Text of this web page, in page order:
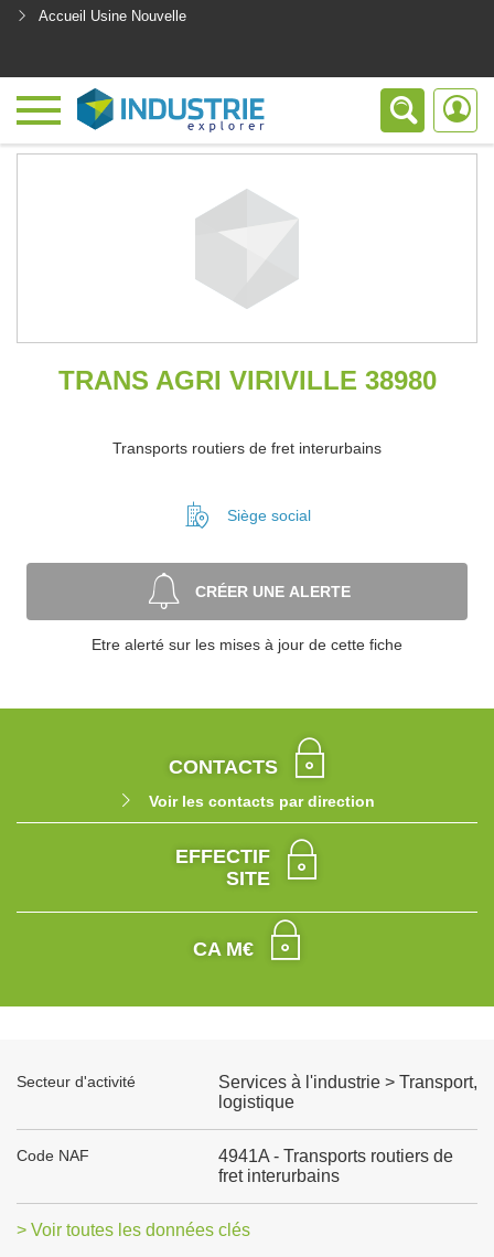
Accueil Usine Nouvelle
TRANS AGRI VIRIVILLE 38980
Transports routiers de fret interurbains
Siège social
CRÉER UNE ALERTE
Etre alerté sur les mises à jour de cette fiche
CONTACTS
Voir les contacts par direction
EFFECTIF
SITE
CA M€
Secteur d'activité
Services à l'industrie > Transport,
logistique
Code NAF
4941A - Transports routiers de
fret interurbains
> Voir toutes les données clés